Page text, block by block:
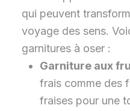
qui peuvent
voyage des sens.
garnitures à oser :
Garniture aux
frais comme des
fraises pour une